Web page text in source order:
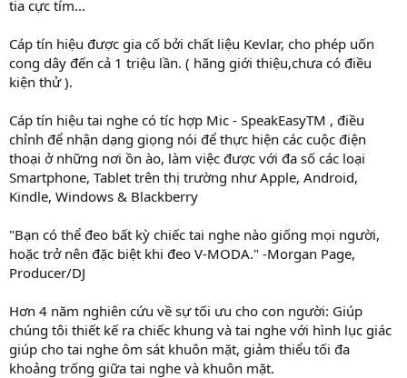
tia cực tím...
Cáp tín hiệu được gia cố bởi chất liệu Kevlar, cho phép uốn
cong dây đến cả 1 triệu lần. ( hãng giới thiệu,chưa có điều
kiện thử ).
Cáp tín hiệu tai nghe có tíc hợp Mic - SpeakEasyTM , điều
chỉnh để nhận dạng giọng nói để thực hiện các cuộc điện
thoại ở những nơi ồn ào, làm việc được với đa số các loại
Smartphone, Tablet trên thị trường như Apple, Android,
Kindle, Windows & Blackberry
"Bạn có thể đeo bất kỳ chiếc tai nghe nào giống mọi người,
hoặc trở nên đặc biệt khi đeo V-MODA." -Morgan Page,
Producer/DJ
Hơn 4 năm nghiên cứu về sự tối ưu cho con người: Giúp
chúng tôi thiết kế ra chiếc khung và tai nghe với hình lục giác
giúp cho tai nghe ôm sát khuôn mặt, giảm thiểu tối đa
khoảng trống giữa tai nghe và khuôn mặt.